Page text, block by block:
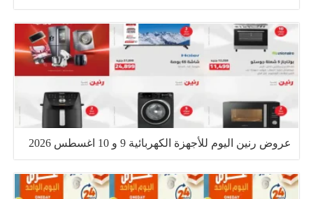
عروض رنين اليوم للأجهزة الكهربائية 9 و 10 اغسطس 2026